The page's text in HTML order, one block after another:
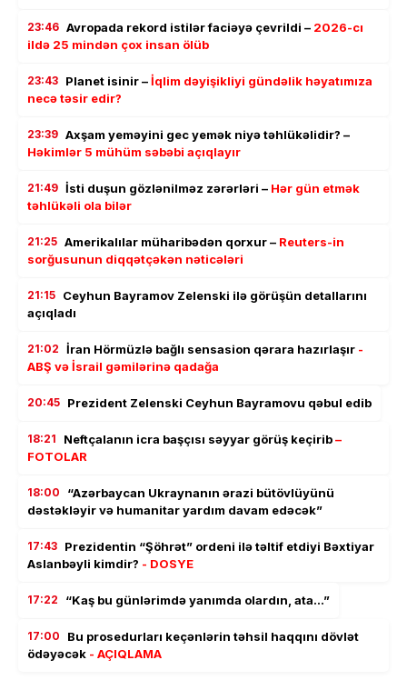
23:46 Avropada rekord istilər faciəyə çevrildi – 2026-cı
ildə 25 mindən çox insan ölüb
23:43 Planet isinir –İqlim dəyişikliyi gündəlik həyatımıza
necə təsir edir?
23:39 Axşam yeməyini gec yemək niyə təhlükəlidir? –
Həkimlər 5 mühüm səbəbi açıqlayır
21:49 İsti duşun gözlənilməz zərərləri – Hər gün etmək
təhlükəli ola bilər
21:25 Amerikalılar müharibədən qorxur – Reuters-in
sorğusunun diqqətçəkən nəticələri
21:15 Ceyhun Bayramov Zelenski ilə görüşün detallarını
açıqladı
21:02 İran Hörmüzlə bağlı sensasion qərara hazırlaşır -
ABŞ və İsrail gəmilərinə qadağa
20:45 Prezident Zelenski Ceyhun Bayramovu qəbul edib
18:21 Neftçalanın icra başçısı səyyar görüş keçirib–
FOTOLAR
18:00
“Azərbaycan Ukraynanın ərazi bütövlüyünü
dəstəkləyir və humanitar yardım davam edəcək”
17:43 Prezidentin “Şöhrət” ordeni ilə təltif etdiyi Bəxtiyar
Aslanbəyli kimdir? - DOSYE
17:22 “Kaş bu günlərimdə yanımda olardın, ata…”
17:00
Bu prosedurları keçənlərin təhsil haqqını dövlət
ödəyəcək - AÇIQLAMA